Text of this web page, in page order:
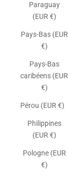
Paraguay
(EUR €)
Pays-Bas (EUR
€)
Pays-Bas
caribéens (EUR
€)
Pérou (EUR €)
Philippines
(EUR €)
Pologne (EUR
€)